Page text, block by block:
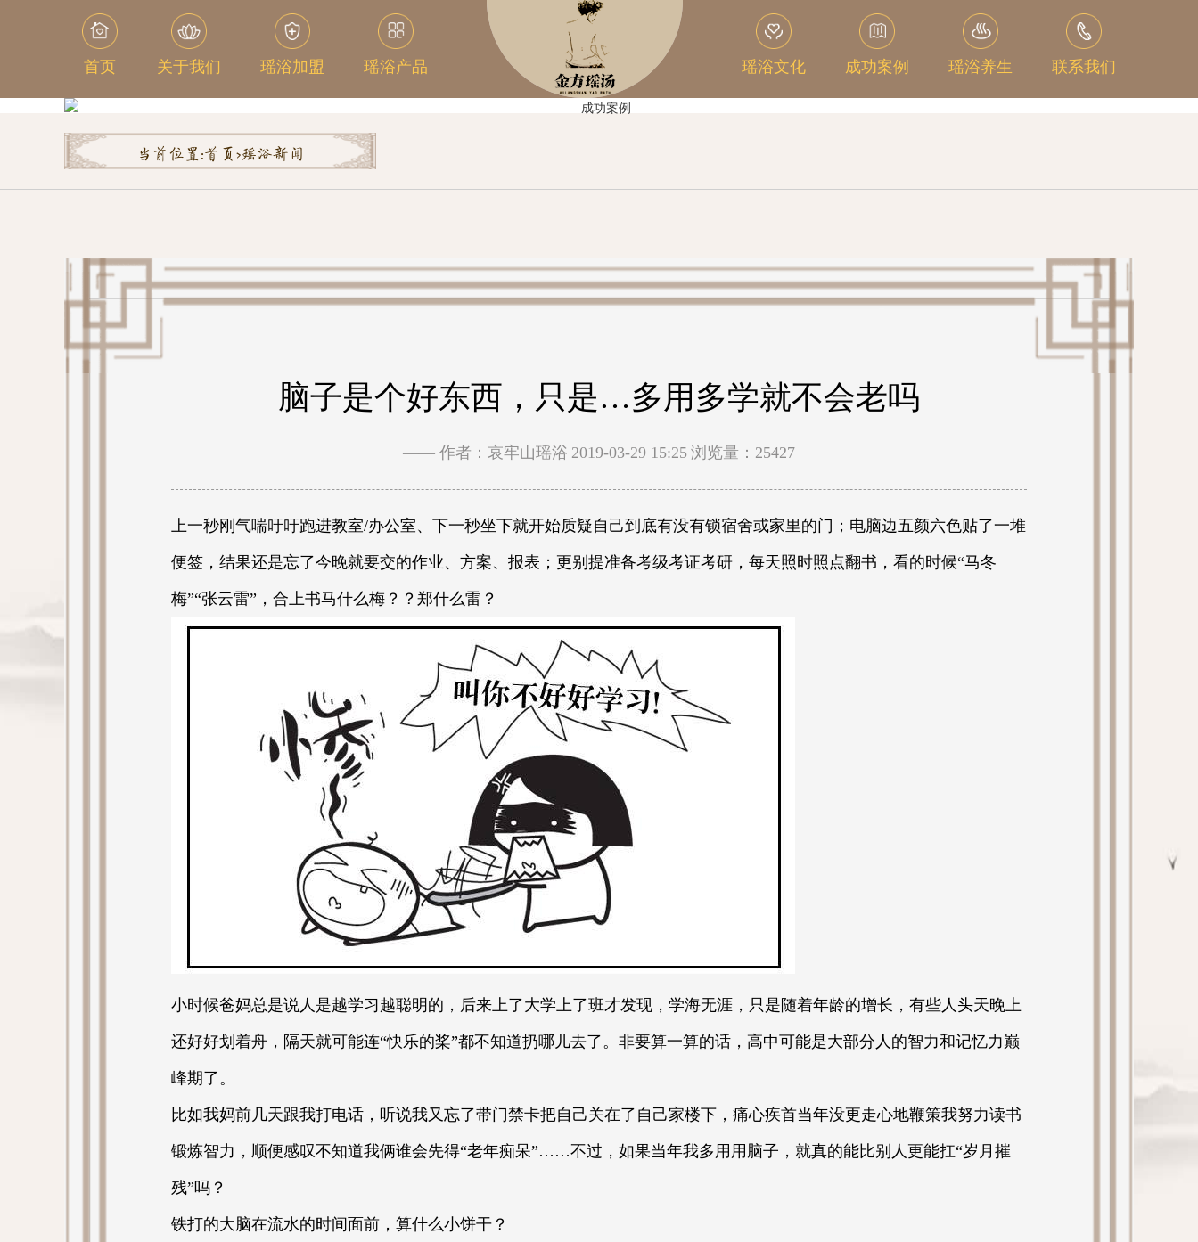
首页 关于我们 瑶浴加盟 瑶浴产品 瑶浴文化 成功案例 瑶浴养生 联系我们
当前位置:首页>瑶浴新闻
脑子是个好东西，只是…多用多学就不会老吗
—— 作者：哀牢山瑶浴 2019-03-29 15:25 浏览量：25427
上一秒刚气喘吁吁跑进教室/办公室、下一秒坐下就开始质疑自己到底有没有锁宿舍或家里的门；电脑边五颜六色贴了一堆
便签，结果还是忘了今晚就要交的作业、方案、报表；更别提准备考级考证考研，每天照时照点翻书，看的时候“马冬
梅”“张云雷”，合上书马什么梅？？郑什么雷？
小时候爸妈总是说人是越学习越聪明的，后来上了大学上了班才发现，学海无涯，只是随着年龄的增长，有些人头天晚上
还好好划着舟，隔天就可能连“快乐的桨”都不知道扔哪儿去了。非要算一算的话，高中可能是大部分人的智力和记忆力巅
峰期了。
比如我妈前几天跟我打电话，听说我又忘了带门禁卡把自己关在了自己家楼下，痛心疾首当年没更走心地鞭策我努力读书
锻炼智力，顺便感叹不知道我俩谁会先得“老年痴呆”……不过，如果当年我多用用脑子，就真的能比别人更能扛“岁月摧
残”吗？
铁打的大脑在流水的时间面前，算什么小饼干？